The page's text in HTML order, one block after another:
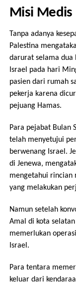
Misi Medis
Tanpa adanya
Palestina
darurat selama dua
Israel pada hari
pasien dari rumah
pekerja karena
pejuang Hamas.
Para pejabat Bulan
telah menyetujui
berwenang Israel.
di Jenewa,
mengetahui rincian
yang melakukan
Namun setelah
Amal di kota
memerlukan
Israel.
Para tentara
keluar dari